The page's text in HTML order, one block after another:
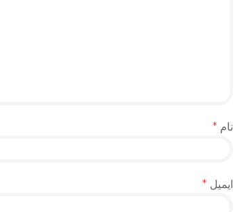
نام *
ایمیل *